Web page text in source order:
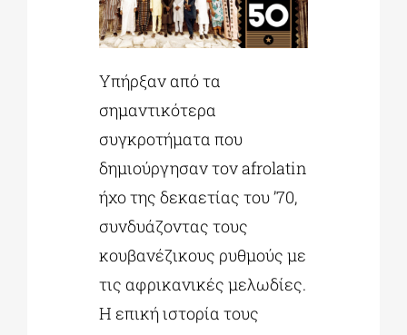
Υπήρξαν από τα
σημαντικότερα
συγκροτήματα που
δημιούργησαν τον afrolatin
ήχο της δεκαετίας του ’70,
συνδυάζοντας τους
κουβανέζικους ρυθμούς με
τις αφρικανικές μελωδίες.
Η επική ιστορία τους